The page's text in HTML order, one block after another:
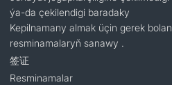
ýa-da çekilendigi baradaky
Kepilnamany almak üçin gerek bolan
resminamalaryň sanawy .
签证
Resminamalar